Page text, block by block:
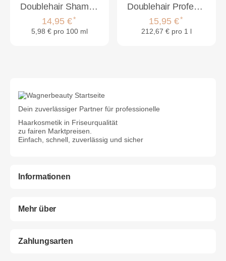
Doublehair Shampoo für Extensions 250 ml
14,95 €*
5,98 € pro 100 ml
Doublehair Professional Aftercare Shine Spray 75ml
15,95 €*
212,67 € pro 1 l
Dein zuverlässiger Partner für professionelle
Haarkosmetik in Friseurqualität
zu fairen Marktpreisen.
Einfach, schnell, zuverlässig und sicher
Informationen
Mehr über
Zahlungsarten